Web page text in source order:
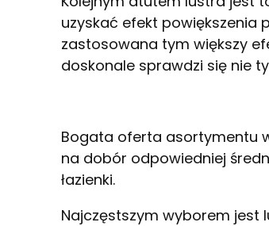
uzyskać efekt powiększenia
zastosowana tym większy
doskonale sprawdzi się nie
Bogata oferta asortymentu
na dobór odpowiedniej
łazienki.
Najczęstszym wyborem